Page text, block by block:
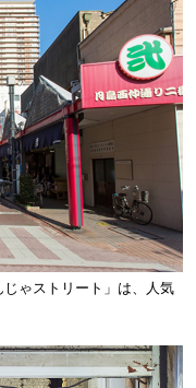
ゃストリート」は、人気